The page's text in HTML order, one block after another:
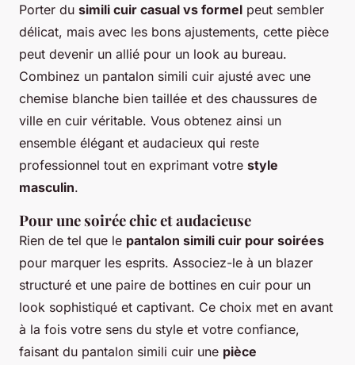
Porter du simili cuir casual vs formel peut sembler
délicat, mais avec les bons ajustements, cette pièce
peut devenir un allié pour un look au bureau.
Combinez un pantalon simili cuir ajusté avec une
chemise blanche bien taillée et des chaussures de
ville en cuir véritable. Vous obtenez ainsi un
ensemble élégant et audacieux qui reste
professionnel tout en exprimant votre style
masculin.
Pour une soirée chic et audacieuse
Rien de tel que le pantalon simili cuir pour soirées
pour marquer les esprits. Associez-le à un blazer
structuré et une paire de bottines en cuir pour un
look sophistiqué et captivant. Ce choix met en avant
à la fois votre sens du style et votre confiance,
faisant du pantalon simili cuir une pièce